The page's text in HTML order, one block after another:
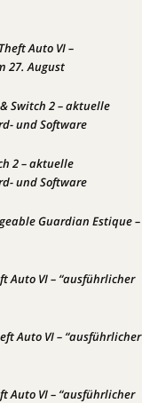
Auto VI –
27. August
Switch 2 – aktuelle
und Software
2 – aktuelle
und Software
Guardian Estique –
Auto VI – “ausführlicher
Auto VI – “ausführlicher
Auto VI – “ausführlicher